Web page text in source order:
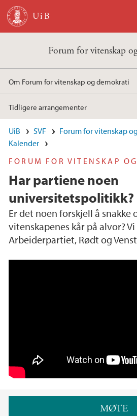
Hopp til hovedinnhold
Forum for vitenskap
Om Forum for vitenskap og demokrati
Tidligere arrangementer
UiB SVF
Forum for vitenskap
Kalender
FORUM FOR VITENSKAP
Har partiene noen
universitetspolitikk?
Er det noen forskjell å snakke
vitenskapenes kår på alvor?
Arbeiderpartiet, Rødt og
MØTE